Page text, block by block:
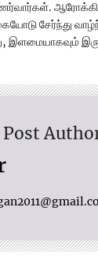
சேர்ந்து